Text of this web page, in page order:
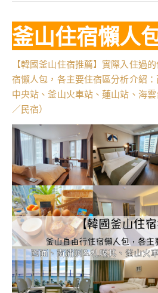
釜山住宿懶人
【韓國釜山住宿推薦】實際入住過
宿懶人包，各主要住宿區分析介紹
中央站、釜山火車站、蓮山站、海
／民宿）